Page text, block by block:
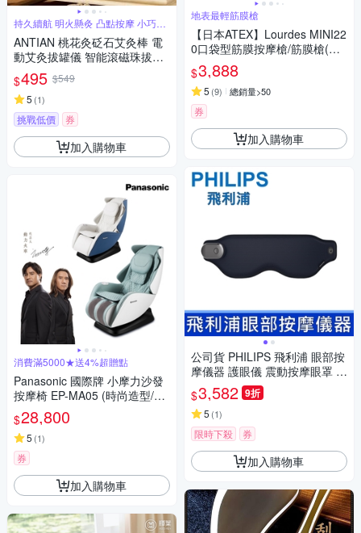
持久續航 明火懸灸 凸點按摩 小巧手
持
ANTIAN 桃花灸砭石艾灸棒 電
動艾灸拔罐儀 智能滾磁珠拔罐
按摩儀 吸罐艾灸器
$495 $549
5 (1)
挑戰低價 券
加入購物車
消費滿5000★送4%超贈點
Panasonic 國際牌 小摩力沙發
按摩椅 EP-MA05 (時尚造型/一
椅兩用)
$28,800
5 (1)
券
加入購物車
地表最輕筋膜槍
【日本ATEX】Lourdes MINI22
0口袋型筋膜按摩槍/筋膜槍(附
肩背伸縮桿) -4色任選
$3,888
5 (9) 總銷量>50
券
加入購物車
公司貨 PHILIPS 飛利浦 眼部按
摩儀器 護眼儀 震動按摩眼罩 睡
眠眼罩 緩解疲勞 冷熱雙敷 舒緩
眼部疲勞 方便攜帶
$3,582 9折
5 (1)
限時下殺 券
加入購物車